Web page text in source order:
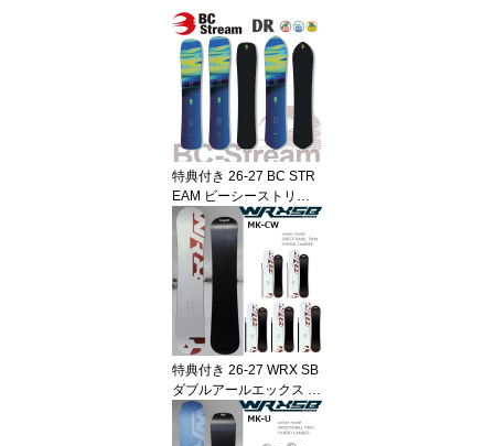
特典付き 26-27 BC STR
EAM ビーシーストリー
ム DR ディーアール 平間
和徳 RAMA ラマ ラマ先
生 使用モデル オールラ
ウンド SNOWBOARD ボ
ード 板 2026-2027 BC-S
TREAM ご予約商品
特典付き 26-27 WRX SB
ダブルアールエックス M
k-CW マークシーダブリ
ュー カービング 井口勝